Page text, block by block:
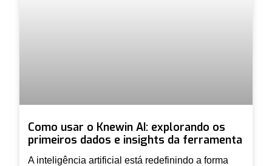
Como usar o Knewin AI: explorando os
primeiros dados e insights da ferramenta
A inteligência artificial está redefinindo a forma